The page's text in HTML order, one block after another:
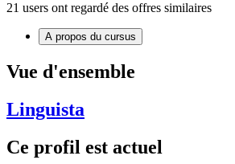
21 users ont regardé des offres similaires
A propos du cursus
Vue d'ensemble
Linguista
Ce profil est actuel